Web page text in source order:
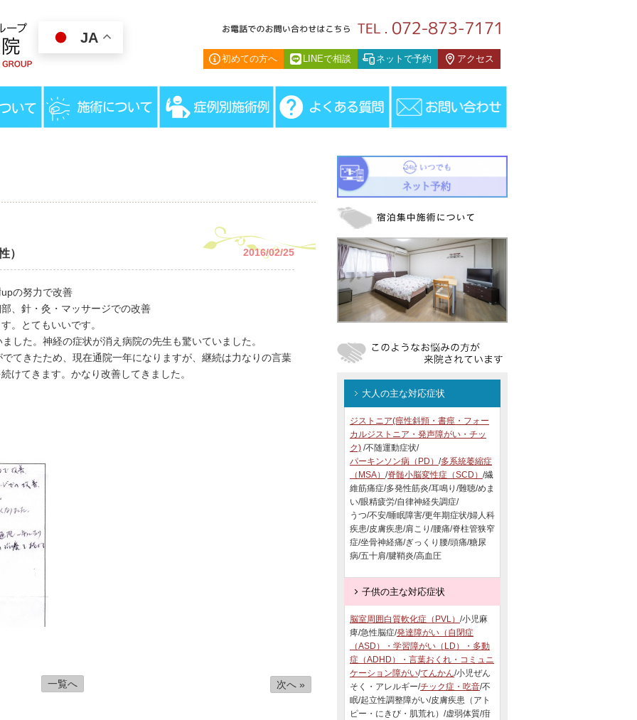
JA
初めての方へ LINEで相談 ネットで予約 アクセス
患者様の声
HOME＞ 患者様の声＞ 自律神経失調症（40代 男性）
2016/02/25
）
の努力で改善
、針・灸・マッサージでの改善
。とてもいいです。
した。神経の症状が消え病院の先生も驚いていました。
てきたため、現在通院一年になりますが、継続は力なりの言葉
けてきます。かなり改善してきました。
一覧へ 次へ »
大人の主な対応症状
ジストニア(痙性斜頸・書痙・フォー
カルジストニア・発声障がい・チッ
ク) /不随運動症状/
パーキンソン病（PD） /多系統萎縮症
（MSA） /脊髄小脳変性症（SCD） /繊
維筋痛症/多発性筋炎/耳鳴り/難聴/めま
い/眼精疲労/自律神経失調症/
うつ/不安/睡眠障害/更年期症状/婦人科
疾患/皮膚疾患/肩こり/腰痛/脊柱管狭窄
症/坐骨神経痛/ぎっくり腰/頭痛/糖尿
病/五十肩/腱鞘炎/高血圧
子供の主な対応症状
脳室周囲白質軟化症（PVL） /小児麻
痺/急性脳症/発達障がい（自閉症
（ASD）・学習障がい（LD）・多動
症（ADHD）・言葉おくれ・コミュニ
ケーション障がい/てんかん/小児ぜん
そく・アレルギー/チック症・吃音/不
眠/起立性調整障がい/皮膚疾患（アト
ピー・にきび・肌荒れ）/虚弱体質/疳